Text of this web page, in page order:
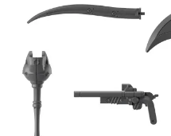
每筆NT$160，滿NT$3,000(含
東海門市自取，需自備購物袋取
免運費